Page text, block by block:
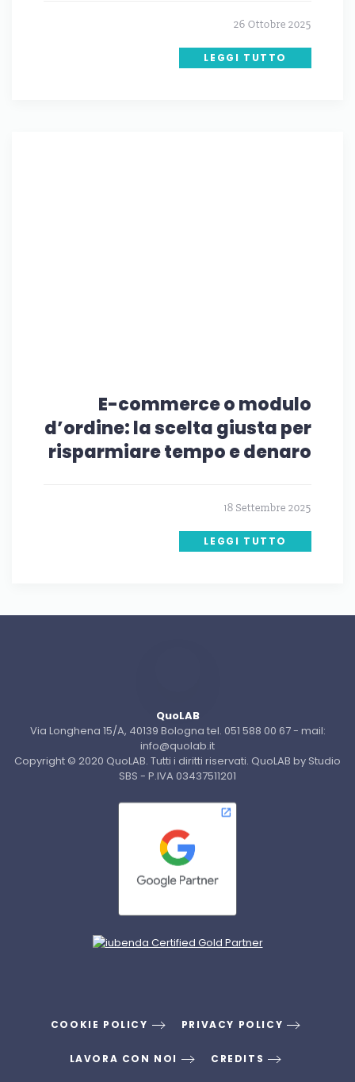
26 Ottobre 2025
LEGGI TUTTO
E-commerce o modulo
d’ordine: la scelta giusta per
risparmiare tempo e denaro
18 Settembre 2025
LEGGI TUTTO
QuoLAB
Via Longhena 15/A, 40139 Bologna tel. 051 588 00 67 - mail:
info@quolab.it
Copyright © 2020 QuoLAB. Tutti i diritti riservati. QuoLAB by Studio
SBS - P.IVA 03437511201
COOKIE POLICY PRIVACY POLICY
LAVORA CON NOI CREDITS